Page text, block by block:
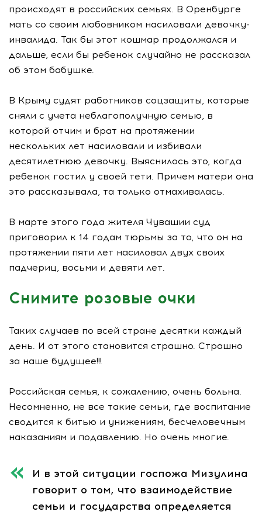
происходят в российских семьях. В Оренбурге
мать со своим любовником насиловали девочку-
инвалида. Так бы этот кошмар продолжался и
дальше, если бы ребенок случайно не рассказал
об этом бабушке.
В Крыму судят работников соцзащиты, которые
сняли с учета неблагополучную семью, в
которой отчим и брат на протяжении
нескольких лет насиловали и избивали
десятилетнюю девочку. Выяснилось это, когда
ребенок гостил у своей тети. Причем матери она
это рассказывала, та только отмахивалась.
В марте этого года жителя Чувашии суд
приговорил к 14 годам тюрьмы за то, что он на
протяжении пяти лет насиловал двух своих
падчериц, восьми и девяти лет.
Снимите розовые очки
Таких случаев по всей стране десятки каждый
день. И от этого становится страшно. Страшно
за наше будущее!!!
Российская семья, к сожалению, очень больна.
Несомненно, не все такие семьи, где воспитание
сводится к битью и унижениям, бесчеловечным
наказаниям и подавлению. Но очень многие.
И в этой ситуации госпожа Мизулина
говорит о том, что взаимодействие
семьи и государства определяется